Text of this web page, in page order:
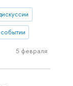
5 февраля